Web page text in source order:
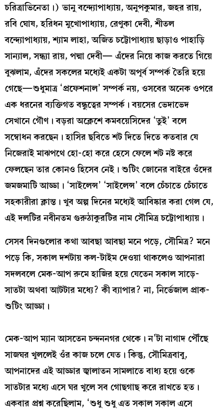
চরিত্রাভিনেতা।) ভানু বন্দ্যোপাধ্যায়, অনুপকুমার, জহর রায়,
রবি ঘোষ, হরিধন মুখোপাধ্যায়, রেণুকা দেবী, শীতল
বন্দ্যোপাধ্যায়, শ্যাম লাহা, অজিত চট্টোপাধ্যায় ছাড়াও পাহাড়ি
সান্যাল, সন্ধ্যা রায়, পদ্মা দেবী— এঁদের নিয়ে কাজ করতে গিয়ে
বুঝলাম, এঁদের সকলের মধ্যেই একটা অপূর্ব সম্পর্ক তৈরি হয়ে
গেছে—শুধুমাত্র ‘প্রফেশনাল’ সম্পর্ক নয়, ওসবের অনেক ওপরে
এক ধরনের ব্যক্তিগত বন্ধুত্বের সম্পর্ক। বয়সের ভেদাভেদ
সেখানে গৌণ। বড়রা অক্লেশে কমবয়েসিদের ‘তুই’ বলে
সম্বোধন করছেন। হাসির ছবিতে শট‌ দিতে দিতে কতবার যে
নিজেরাই মাঝপথে হো-হো করে হেসে ফেলে শট‌ নষ্ট করে
ফেলছেন তার কোনও হিসেব নেই। শুটিং জোনের বাইরে ওঁদের
জমজমাটি আড্ডা। ‘সাইলেন্স’ ‘সাইলেন্স’ বলে চেঁচাতে চেঁচাতে
সহকারীরা ক্লান্ত। খুব অল্প দিনের মধ্যেই আবিষ্কার করা গেল যে,
এই দলটির নবীনতম গুরুঠাকুরটির নাম সৌমিত্র চট্টোপাধ্যায়।
সেসব দিনগুলোর কথা আবছা আবছা মনে পড়ে, সৌমিত্র? মনে
পড়ে কি, সকাল দশটায় কল-টাইম দেওয়া থাকলেও আপনারা
সদলবলে মেক-আপ রুমে হাজির হয়ে যেতেন সকাল সাড়ে-
সাতটা অথবা আটটার মধ্যে? কী ব্যাপার? না, নির্ভেজাল প্রাক-
শুটিং আড্ডা।
মেক-আপ ম্যান আসতেন চন্দননগর থেকে। ন’টা নাগাদ পৌঁছে
সাজঘর খুললেই ওঁর কাজ চলে যেত। কিন্তু, সৌমিত্রবাবু,
আপনাদের এই আড্ডার জ্বালাতন সামলাতে বাধ্য হয়ে ওকে
সাতটার মধ্যে এসে ঘর খুলে সব গোছগাছ করে রাখতে হত।
একবার প্রশ্ন করেছিলাম, ‘শুধু শুধু এত সকাল সকাল এসে